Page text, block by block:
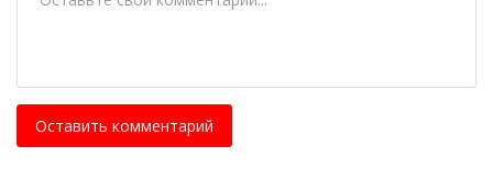
Оставить комментарий